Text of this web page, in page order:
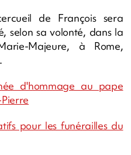
de François sera
selon sa volonté, dans la
Majeure, à Rome,
d'hommage au pape
pour les funérailles du